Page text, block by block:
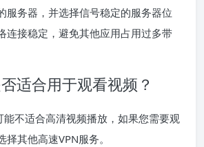
服务器，并选择信号稳定的服务器位
连接稳定，避免其他应用占用过多带
适合用于观看视频？
不适合高清视频播放，如果您需要观
其他高速VPN服务。